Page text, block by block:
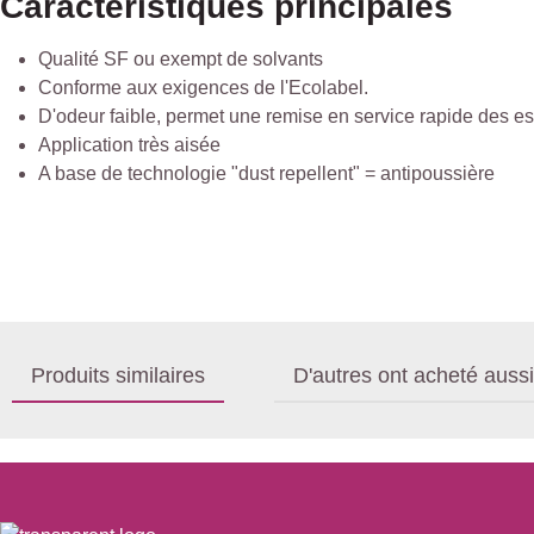
Qualité SF ou exempt de solvants
Conforme aux exigences de l'Ecolabel.
D'odeur faible, permet une remise en service rapide des
Application très aisée
A base de technologie "dust repellent" = antipoussière
Produits similaires D'autres ont acheté aussi